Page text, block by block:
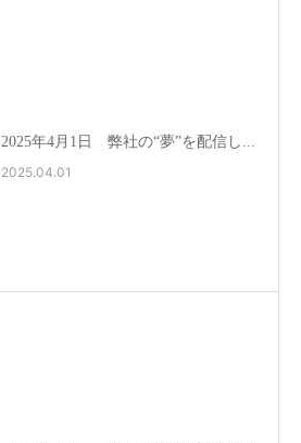
2025年4月1日 弊社の“夢”を配信し...
2025.04.01